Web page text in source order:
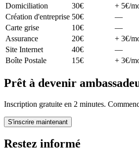
Domiciliation
30€
+ 5€/
Création d'entreprise 50€
—
Carte grise
10€
—
Assurance
20€
+ 3€/
Site Internet
40€
—
Boîte Postale
15€ + 3€/
Prêt à devenir
Inscription gratuite en 2 minutes.
S'inscrire maintenant
Restez informé